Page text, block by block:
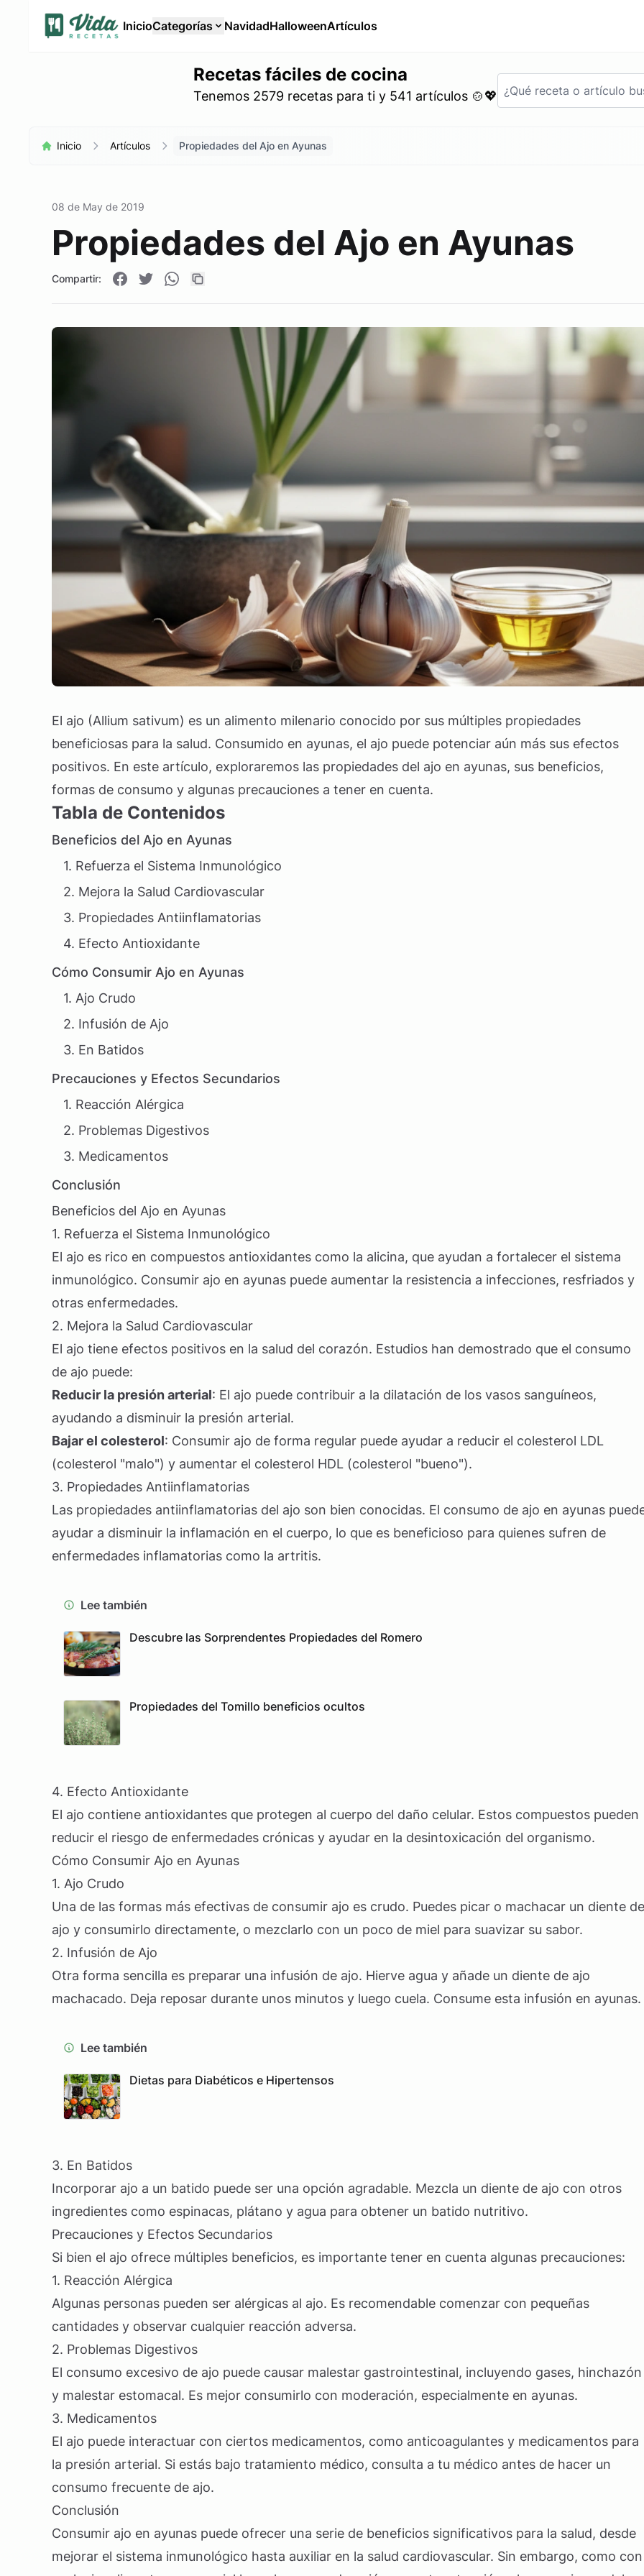
InicioCategorías NavidadHalloweenArtículos
Recetas fáciles de cocina
Tenemos 2579 recetas para ti y 541 artículos 🍲💖
Inicio Artículos Propiedades del Ajo en Ayunas
08 de May de 2019
Propiedades del Ajo en Ayunas
Compartir:
El ajo (Allium sativum) es un alimento milenario conocido por sus múltiples propiedades
beneficiosas para la salud. Consumido en ayunas, el ajo puede potenciar aún más sus efectos
positivos. En este artículo, exploraremos las propiedades del ajo en ayunas, sus beneficios,
formas de consumo y algunas precauciones a tener en cuenta.
Tabla de Contenidos
Beneficios del Ajo en Ayunas
1. Refuerza el Sistema Inmunológico
2. Mejora la Salud Cardiovascular
3. Propiedades Antiinflamatorias
4. Efecto Antioxidante
Cómo Consumir Ajo en Ayunas
1. Ajo Crudo
2. Infusión de Ajo
3. En Batidos
Precauciones y Efectos Secundarios
1. Reacción Alérgica
2. Problemas Digestivos
3. Medicamentos
Conclusión
Beneficios del Ajo en Ayunas
1. Refuerza el Sistema Inmunológico
El ajo es rico en compuestos antioxidantes como la alicina, que ayudan a fortalecer el sistema
inmunológico. Consumir ajo en ayunas puede aumentar la resistencia a infecciones, resfriados y
otras enfermedades.
2. Mejora la Salud Cardiovascular
El ajo tiene efectos positivos en la salud del corazón. Estudios han demostrado que el consumo
de ajo puede:
Reducir la presión arterial: El ajo puede contribuir a la dilatación de los vasos sanguíneos,
ayudando a disminuir la presión arterial.
Bajar el colesterol: Consumir ajo de forma regular puede ayudar a reducir el colesterol LDL
(colesterol "malo") y aumentar el colesterol HDL (colesterol "bueno").
3. Propiedades Antiinflamatorias
Las propiedades antiinflamatorias del ajo son bien conocidas. El consumo de ajo en ayunas
ayudar a disminuir la inflamación en el cuerpo, lo que es beneficioso para quienes sufren de
enfermedades inflamatorias como la artritis.
Lee también
Descubre las Sorprendentes Propiedades del Romero
Propiedades del Tomillo beneficios ocultos
4. Efecto Antioxidante
El ajo contiene antioxidantes que protegen al cuerpo del daño celular. Estos compuestos pueden
reducir el riesgo de enfermedades crónicas y ayudar en la desintoxicación del organismo.
Cómo Consumir Ajo en Ayunas
1. Ajo Crudo
Una de las formas más efectivas de consumir ajo es crudo. Puedes picar o machacar un diente de
ajo y consumirlo directamente, o mezclarlo con un poco de miel para suavizar su sabor.
2. Infusión de Ajo
Otra forma sencilla es preparar una infusión de ajo. Hierve agua y añade un diente de ajo
machacado. Deja reposar durante unos minutos y luego cuela. Consume esta infusión en ayunas.
Lee también
Dietas para Diabéticos e Hipertensos
3. En Batidos
Incorporar ajo a un batido puede ser una opción agradable. Mezcla un diente de ajo con otros
ingredientes como espinacas, plátano y agua para obtener un batido nutritivo.
Precauciones y Efectos Secundarios
Si bien el ajo ofrece múltiples beneficios, es importante tener en cuenta algunas precauciones:
1. Reacción Alérgica
Algunas personas pueden ser alérgicas al ajo. Es recomendable comenzar con pequeñas
cantidades y observar cualquier reacción adversa.
2. Problemas Digestivos
El consumo excesivo de ajo puede causar malestar gastrointestinal, incluyendo gases, hinchazón
y malestar estomacal. Es mejor consumirlo con moderación, especialmente en ayunas.
3. Medicamentos
El ajo puede interactuar con ciertos medicamentos, como anticoagulantes y medicamentos para
la presión arterial. Si estás bajo tratamiento médico, consulta a tu médico antes de hacer un
consumo frecuente de ajo.
Conclusión
Consumir ajo en ayunas puede ofrecer una serie de beneficios significativos para la salud, desde
mejorar el sistema inmunológico hasta auxiliar en la salud cardiovascular. Sin embargo, como con